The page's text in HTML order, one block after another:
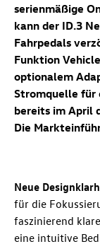
serienmäßige
kann der ID.3
Fahrpedals
Funktion
optionalem
Stromquelle für
bereits im April
Die
Neue
für die
faszinierend
eine intuitive